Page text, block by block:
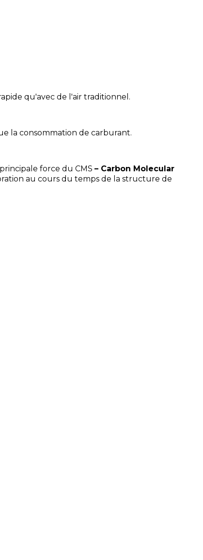
qu'avec de l'air traditionnel.
la consommation de carburant.
force du CMS – Carbon Molecular
au cours du temps de la structure de